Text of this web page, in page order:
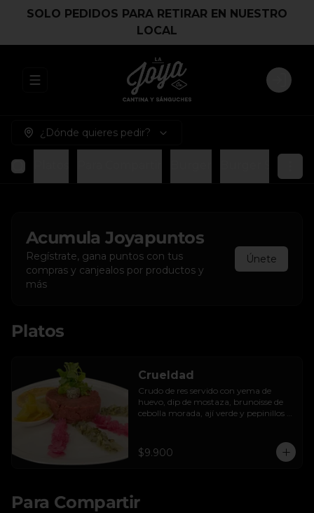
SOLO PEDIDOS PARA RETIRAR EN NUESTRO
LOCAL
Abrir menu de navegación Login
¿Dónde quieres pedir?
AcumulaJoyapuntos
Regístrate, gana puntos con tus
compras y canjealos por productos y
más
Únete
Platos
Crueldad
Crudo de res servido con yema de
huevo, dip de mostaza, brunoisse de
cebolla morada, ají verde y pepinillos
$9.900
Para Compartir